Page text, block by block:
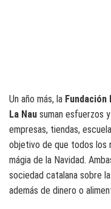
Un año más, la
La Nau suman esfuerzos
empresas, tiendas,
objetivo de que todos los
mágia de la Navidad.
sociedad catalana sobre
además de dinero o